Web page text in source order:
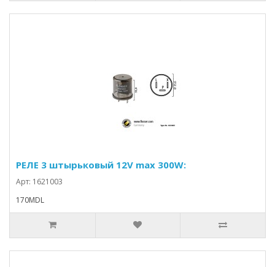
РЕЛЕ 3 штырьковый 12V max 300W:
Арт: 1621003
170MDL